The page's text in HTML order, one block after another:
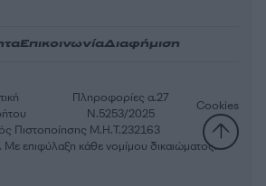
ΕπικοινωνίαΔιαφήμιση
Πιστοποίησης Μ.Η.Τ.232163
Πληροφορίες α.27
Ν.5253/2025
Cookies
επιφύλαξη κάθε νομίμου δικαιώματος.